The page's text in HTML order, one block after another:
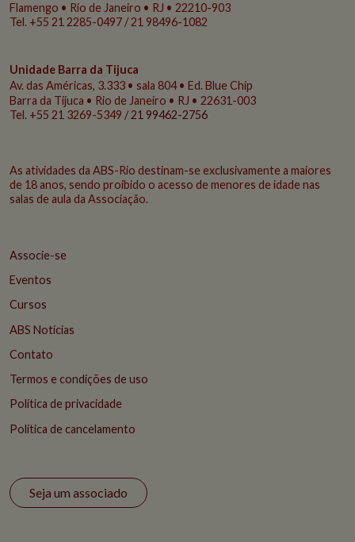
Flamengo • Rio de Janeiro • RJ • 22210-903
Tel. +55 21 2285-0497 / 21 98496-1082
Unidade Barra da Tijuca
Av. das Américas, 3.333 • sala 804 • Ed. Blue Chip
Barra da Tijuca • Rio de Janeiro • RJ • 22631-003
Tel. +55 21 3269-5349 /21 99462-2756
As atividades da ABS-Rio destinam-se exclusivamente a maiores
de 18 anos, sendo proibido o acesso de menores de idade nas
salas de aula da Associação.
Associe-se
Eventos
Cursos
ABS Notícias
Contato
Termos e condições de uso
Política de privacidade
Política de cancelamento
Seja um associado